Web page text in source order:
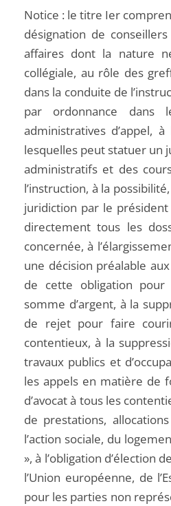
Notice : le titre Ier
désignation de
affaires dont la nature
collégiale, au rôle des
dans la conduite de
par ordonnance dans
administratives d’appel,
lesquelles peut statuer un
administratifs et des
l’instruction, à la
juridiction par le
directement tous les
concernée, à
une décision préalable
de cette obligation pour
somme d’argent, à la
de rejet pour faire
contentieux, à la
travaux publics et
les appels en matière de
d’avocat à tous les
de prestations,
l’action sociale, du
», à l’obligation d’élection
l’Union européenne, de
pour les parties non